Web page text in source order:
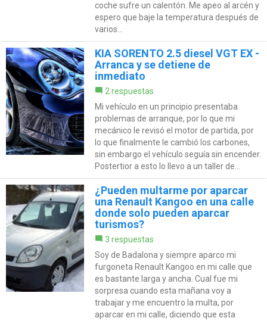
coche sufre un calentón. Me apeo al arcén y
espero que baje la temperatura después de
varios...
KIA SORENTO 2.5 diesel VGT EX -
Arranca y se detiene de
inmediato
2 respuestas
Mi vehículo en un principio presentaba
problemas de arranque, por lo que mi
mecánico le revisó el motor de partida, por
lo que finalmente le cambió los carbones,
sin embargo el vehículo seguía sin encender.
Postertior a esto lo llevo a un taller de...
¿Pueden multarme por aparcar
una Renault Kangoo en una calle
donde solo pueden aparcar
turismos?
3 respuestas
Soy de Badalona y siempre aparco mi
furgoneta Renault Kangoo en mi calle que
es bastante larga y ancha. Cual fue mi
sorpresa cuando esta mañana voy a
trabajar y me encuentro la multa, por
aparcar en mi calle, diciendo que esta